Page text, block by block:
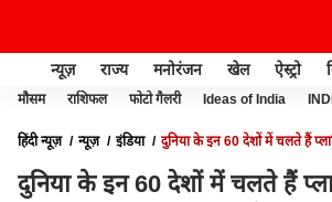
न्यूज़ राज्य मनोरंजन खेल ऐस्ट्रो
मौसम राशिफल फोटो गैलरी Ideas of India
हिंदी न्यूज़ न्यूज़ इंडिया
दुनिया के इन 60 देशों में चलते हैं
दुनिया के इन 60 देशों में चलते हैं